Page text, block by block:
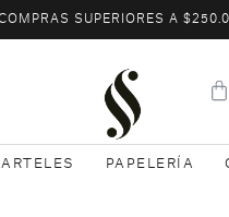
SUPERIORES A
PAPELERÍA